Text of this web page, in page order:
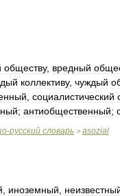
обществу, вредный
коллективу, чуждый
социалистический
; антиобщественный;
-русский словарь > asozial
иноземный